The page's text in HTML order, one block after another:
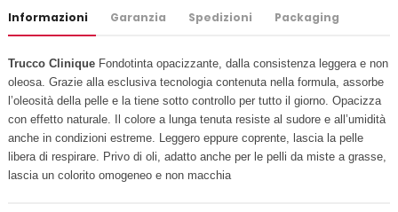
Informazioni Garanzia Spedizioni Packaging
Trucco Clinique Fondotinta opacizzante, dalla consistenza leggera e non
oleosa. Grazie alla esclusiva tecnologia contenuta nella formula, assorbe
l’oleosità della pelle e la tiene sotto controllo per tutto il giorno. Opacizza
con effetto naturale. Il colore a lunga tenuta resiste al sudore e all’umidità
anche in condizioni estreme. Leggero eppure coprente, lascia la pelle
libera di respirare. Privo di oli, adatto anche per le pelli da miste a grasse,
lascia un colorito omogeneo e non macchia